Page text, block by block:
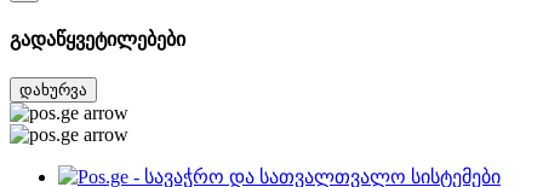
გადაწყვეტილებები
დახურვა